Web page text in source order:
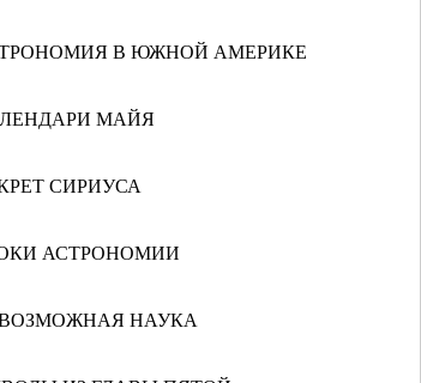
В ЮЖНОЙ АМЕРИКЕ
МАЙЯ
СИРИУСА
АСТРОНОМИИ
НАУКА